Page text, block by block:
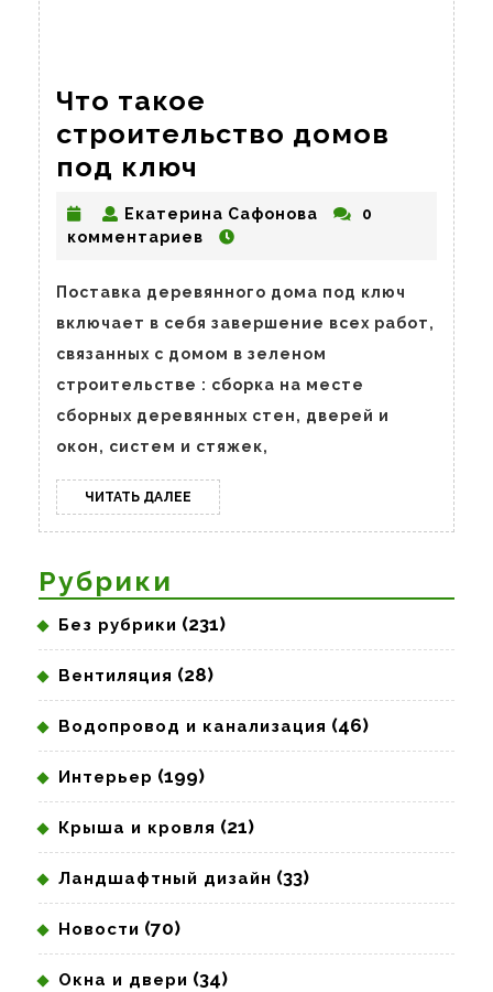
Что такое
строительство домов
под ключ
такое
строительство
под
ключ
Екатерина Сафонова Екатерина
0
комментариев
Поставка деревянного дома под ключ
включает в себя завершение всех работ,
связанных с домом в зеленом
строительстве : сборка на месте
сборных деревянных стен, дверей и
окон, систем и стяжек,
ЧИТАТЬ ДАЛЕЕ ЧИТАТЬ
ДАЛЕЕ
Рубрики
Без рубрики (231)
Вентиляция (28)
Водопровод и канализация (46)
Интерьер (199)
Крыша и кровля (21)
Ландшафтный дизайн (33)
Новости (70)
Окна и двери (34)